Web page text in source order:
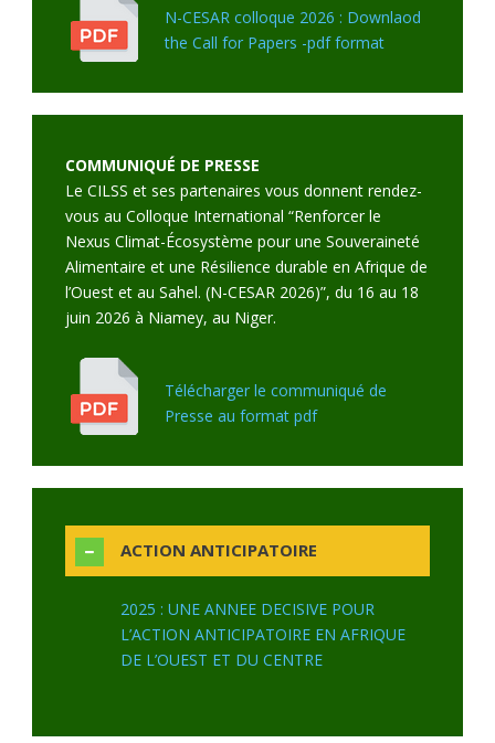
N-CESAR colloque 2026 : Downlaod
the Call for Papers -pdf format
COMMUNIQUÉ DE PRESSE
Le CILSS et ses partenaires vous donnent rendez-
vous au Colloque International “Renforcer le
Nexus Climat-Écosystème pour une Souveraineté
Alimentaire et une Résilience durable en Afrique de
l’Ouest et au Sahel. (N-CESAR 2026)”, du 16 au 18
juin 2026 à Niamey, au Niger.
Télécharger le communiqué de
Presse au format pdf
ACTION ANTICIPATOIRE
2025 : UNE ANNEE DECISIVE POUR
L’ACTION ANTICIPATOIRE EN AFRIQUE
DE L’OUEST ET DU CENTRE